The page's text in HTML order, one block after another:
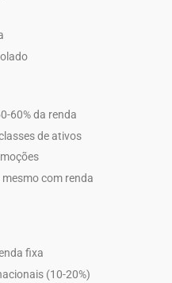
60% da renda
de ativos
com renda
fixa
(10-20%)